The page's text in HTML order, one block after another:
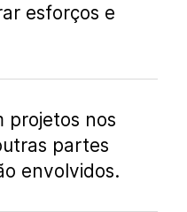
esforços e
projetos nos
partes
envolvidos.